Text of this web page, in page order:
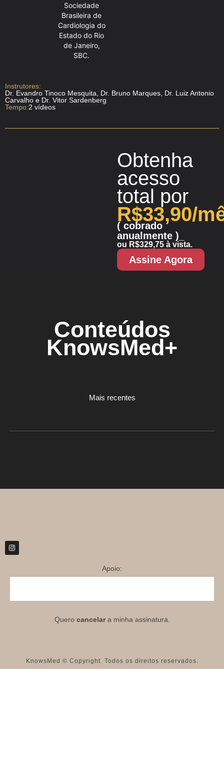
Sociedade
Brasileira de
Cardiologia do
Estado do Rio
de Janeiro,
SBC.
Instrutores:
Dr. Evandro Tinoco Mesquita, Dr. Bruno Marques, Dr. Luiz Antonio
Carvalho e Dr. Vitor Sardenberg
Tempo:2 vídeos
Obtenha
acesso
total por
R$33,90/
( cobrado
anualmente )_
ou R$329,75 à vista.
Assine Agora
Conteúdos
KnowsMed+
Mais recentes
Apoio:
Quero cancelara minha assinatura.
KnowsMed © Copyright. Todos os direitos reservados.